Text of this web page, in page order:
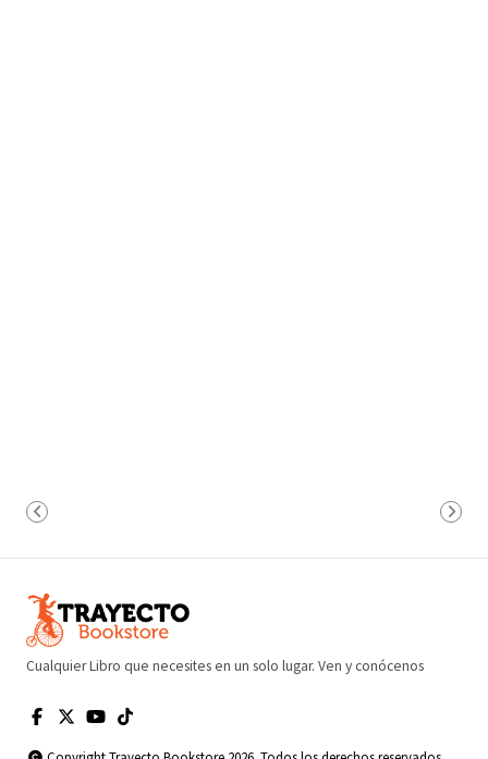
Cualquier Libro que necesites en un solo lugar. Ven y conócenos